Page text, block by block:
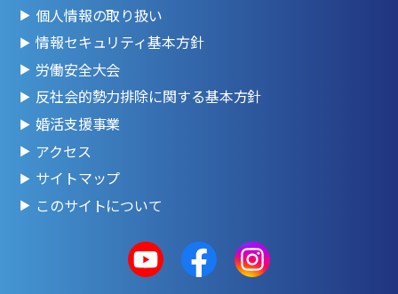
個人情報の取り扱い
情報セキュリティ基本方針
労働安全大会
反社会的勢力排除に関する基本方針
婚活支援事業
アクセス
サイトマップ
このサイトについて